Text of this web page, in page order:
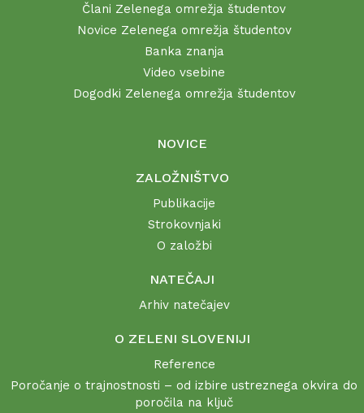
Člani Zelenega omrežja študentov
Novice Zelenega omrežja študentov
Banka znanja
Video vsebine
Dogodki Zelenega omrežja študentov
NOVICE
ZALOŽNIŠTVO
Publikacije
Strokovnjaki
O založbi
NATEČAJI
Arhiv natečajev
O ZELENI SLOVENIJI
Reference
Poročanje o trajnostnosti – od izbire ustreznega okvira do
poročila na ključ